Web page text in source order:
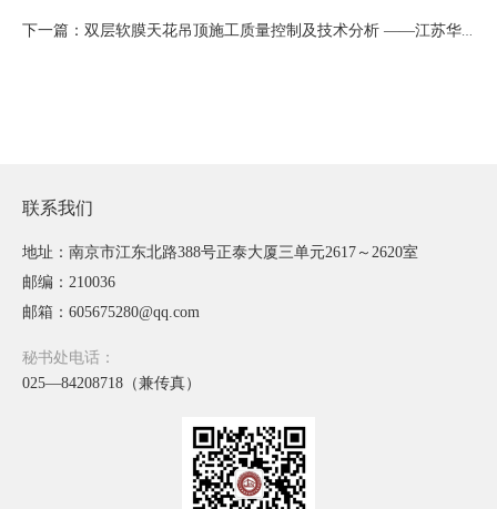
联系我们
地址：南京市江东北路388号正泰大厦三单元2617～2620室
邮编：210036
邮箱：605675280@qq.com
秘书处电话：
025—84208718（兼传真）